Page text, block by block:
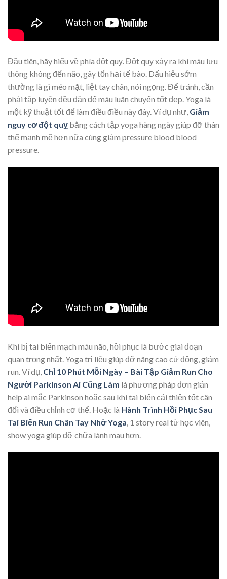
Đầu tiên, hãy hiểu về phía đột quỵ. Đột quỵ xảy ra khi máu lưu
thông không đến não, gây tổn hại tế bào. Dấu hiệu sớm
thường là gì méo mặt, liệt tay chân, nói ngọng. Để tránh, cần
phải tập luyện đều đặn để máu luân chuyển tốt đẹp. Yoga là
một kỹ thuật tốt để làm điều điều này đây. Ví dụ như, Giảm
nguy cơ đột quỵ bằng cách tập yoga hàng ngày giúp đỡ thân
thể mạnh mẽ hơn nữa cùng giảm pressure blood blood
pressure.
Khi bị tai biến mạch máu não, hồi phục là bước giai đoạn
quan trọng nhất. Yoga trị liệu giúp đỡ nâng cao cử động, giảm
run. Ví dụ, Chỉ 10 Phút Mỗi Ngày – Bài Tập Giảm Run Cho
Người Parkinson Ai Cũng Làm là phương pháp đơn giản
help ai mắc Parkinson hoặc sau khi tai biến cải thiện tốt cân
đối và điều chỉnh cơ thể. Hoặc là Hành Trình Hồi Phục Sau
Tai Biến Run Chân Tay Nhờ Yoga , 1 story real từ học viên,
show yoga giúp đỡ chữa lành mau hơn.